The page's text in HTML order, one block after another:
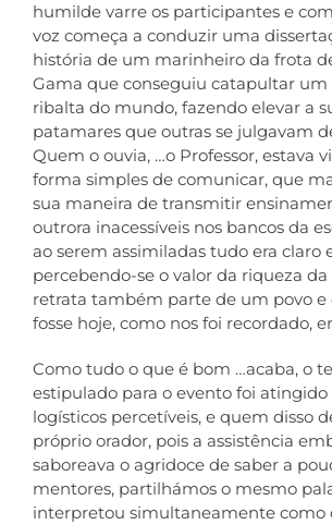
humilde varre os participantes e
voz começa a conduzir uma
história de um marinheiro da frota
Gama que conseguiu catapultar um
ribalta do mundo, fazendo elevar a
patamares que outras se julgavam
Quem o ouvia, …o Professor, estava
forma simples de comunicar, que
sua maneira de transmitir
outrora inacessíveis nos bancos da
ao serem assimiladas tudo era claro
percebendo-se o valor da riqueza
retrata também parte de um povo e
fosse hoje, como nos foi recordado,
Como tudo o que é bom …acaba, o
estipulado para o evento foi
logísticos percetíveis, e quem disso
próprio orador, pois a assistência
saboreava o agridoce de saber a
mentores, partilhámos o mesmo
interpretou simultaneamente como